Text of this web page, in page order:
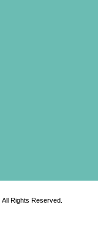
All Rights Reserved.